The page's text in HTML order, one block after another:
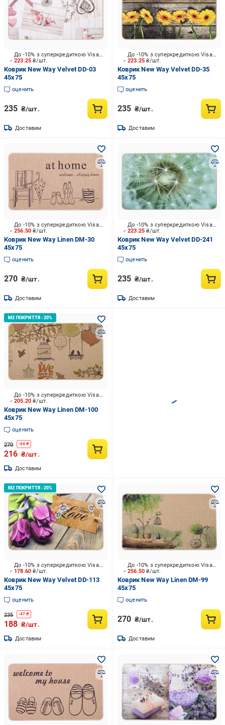
223.25₴/шт.
До -10% з суперкредиткою Visa Вигода
Коврик New Way Velvet DD-03
45x75
оценить
235 ₴/шт.
Доставим
223.25₴/шт.
До -10% з суперкредиткою Visa Вигода
Коврик New Way Velvet DD-35
45x75
оценить
235 ₴/шт.
Доставим
256.50₴/шт.
До -10% з суперкредиткою Visa Вигода
Коврик New Way Linen DM-30
45x75
оценить
270 ₴/шт.
Доставим
223.25₴/шт.
До -10% з суперкредиткою Visa Вигода
Коврик New Way Velvet DD-241
45x75
оценить
235 ₴/шт.
Доставим
205.20₴/шт.
До -10% з суперкредиткою Visa Вигода
Коврик New Way Linen DM-100
45x75
оценить
270 -54 ₴
216 ₴/шт.
Доставим
178.60₴/шт.
До -10% з суперкредиткою Visa Вигода
Коврик New Way Velvet DD-113
45x75
оценить
235 -47 ₴
188 ₴/шт.
Доставим
256.50₴/шт.
До -10% з суперкредиткою Visa Вигода
Коврик New Way Linen DM-99
45x75
оценить
270 ₴/шт.
Доставим